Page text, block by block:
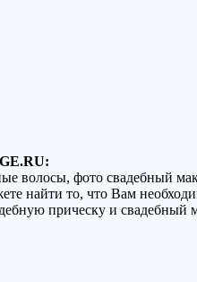
волосы, фото свадебный
найти то, что Вам
прическу и свадебный